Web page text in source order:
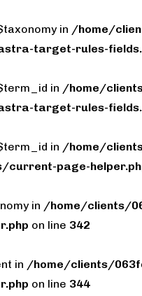
in /home/
target-rules-
in /home/
target-rules-
in /home/
page-
in /home/clients/
on line 342
in /home/clients/
on line 344